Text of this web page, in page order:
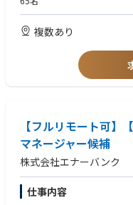
けています。
■電力リバースオークション
クションサービスです。
ームです。
■太陽光発電設備導入支援事
設置目的・条件に応じて自家
者の比較・選定支援サービス
事業立ち上げ経験
【求める人物像】
・当社のミッション・ビジ
・わからないことがあって
複数あり
【フルリモート可】
マネージャー候補
株式会社エナーバンク
仕事内容